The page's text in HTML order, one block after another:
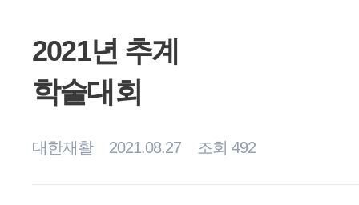
2021년 추계
학술대회
대한재활 2021.08.27 조회 492